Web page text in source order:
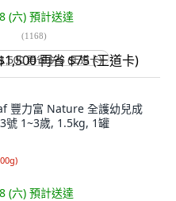
(六) 預計送達
(1168)
再省 $75 (王道卡)
豐力富 Nature 全護幼兒成
號 1~3歲, 1.5kg, 1罐
)
(六) 預計送達